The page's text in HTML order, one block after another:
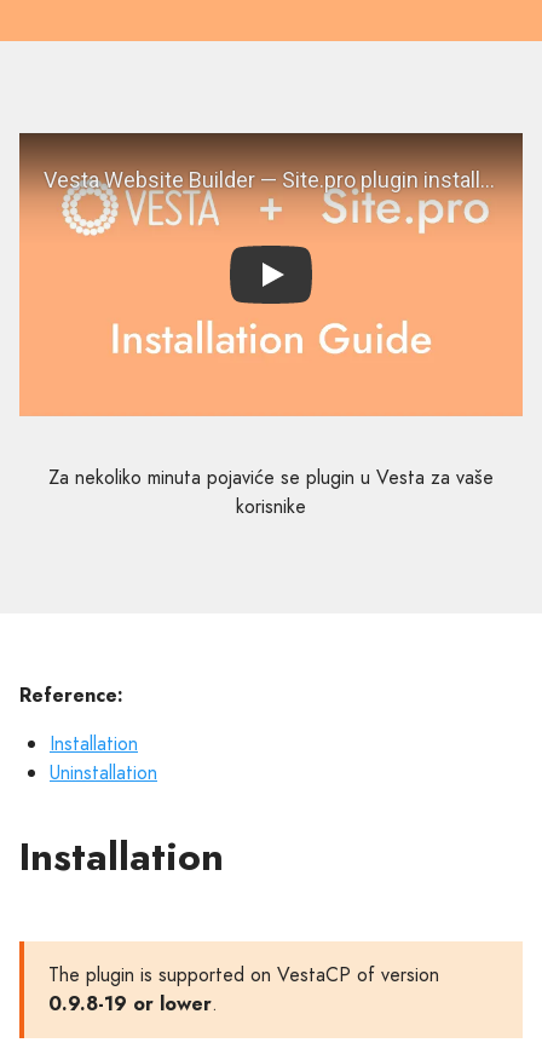
Play
Za nekoliko minuta pojaviće se plugin u Vesta za vaše
korisnike
Reference:
Installation
Uninstallation
Installation
The plugin is supported on VestaCP of version
0.9.8-19 or lower.